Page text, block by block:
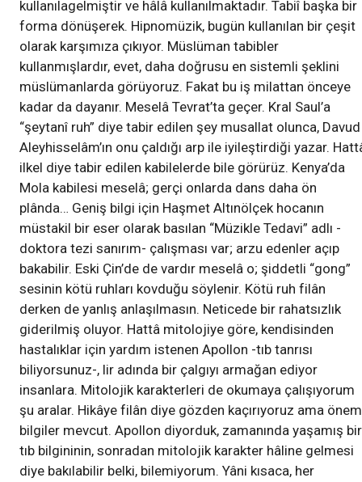
kullanılagelmiştir ve hâlâ kullanılmaktadır. Tabiî başka bir
forma dönüşerek. Hipnomüzik, bugün kullanılan bir çeşit
olarak karşımıza çıkıyor. Müslüman tabibler
kullanmışlardır, evet, daha doğrusu en sistemli şeklini
müslümanlarda görüyoruz. Fakat bu iş milattan önceye
kadar da dayanır. Meselâ Tevrat’ta geçer. Kral Saul’a
“şeytanî ruh” diye tabir edilen şey musallat olunca, Davud
Aleyhisselâm’ın onu çaldığı arp ile iyileştirdiği yazar.
ilkel diye tabir edilen kabilelerde bile görürüz. Kenya’da
Mola kabilesi meselâ; gerçi onlarda dans daha ön
plânda… Geniş bilgi için Haşmet Altınölçek hocanın
müstakil bir eser olarak basılan “Müzikle Tedavi” adlı -
doktora tezi sanırım- çalışması var; arzu edenler açıp
bakabilir. Eski Çin’de de vardır meselâ o; şiddetli “gong”
sesinin kötü ruhları kovduğu söylenir. Kötü ruh filân
derken de yanlış anlaşılmasın. Neticede bir rahatsızlık
giderilmiş oluyor. Hattâ mitolojiye göre, kendisinden
hastalıklar için yardım istenen Apollon -tıb tanrısı
biliyorsunuz-, lir adında bir çalgıyı armağan ediyor
insanlara. Mitolojik karakterleri de okumaya çalışıyorum
şu aralar. Hikâye filân diye gözden kaçırıyoruz ama
bilgiler mevcut. Apollon diyorduk, zamanında yaşamış bir
tıb bilgininin, sonradan mitolojik karakter hâline gelmesi
diye bakılabilir belki, bilemiyorum. Yâni kısaca, her